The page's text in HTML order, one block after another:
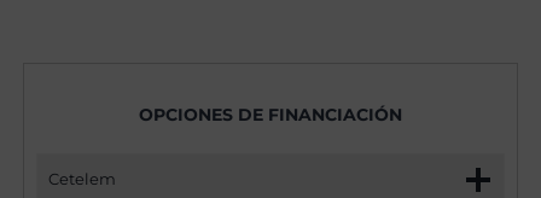
OPCIONES DE FINANCIACIÓN
Cetelem